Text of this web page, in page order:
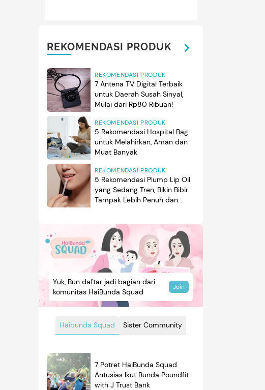
REKOMENDASI PRODUK
REKOMENDASI PRODUK
7 Antena TV Digital Terbaik
untuk Daerah Susah Sinyal,
Mulai dari Rp80 Ribuan!
REKOMENDASI PRODUK
5 Rekomendasi Hospital Bag
untuk Melahirkan, Aman dan
Muat Banyak
REKOMENDASI PRODUK
5 Rekomendasi Plump Lip Oil
yang Sedang Tren, Bikin Bibir
Tampak Lebih Penuh dan
Haibunda Squad Sister Community
Yuk, Bun daftar jadi bagian dari
komunitas HaiBunda Squad
Join
7 Potret HaiBunda Squad
Antusias Ikut Bunda Poundfit
with J Trust Bank